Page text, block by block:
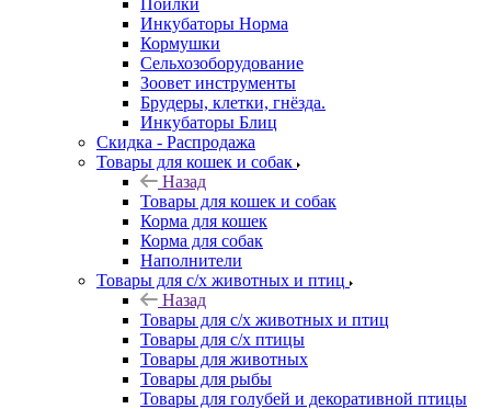
Поилки
Инкубаторы Норма
Кормушки
Сельхозоборудование
Зоовет инструменты
Брудеры, клетки, гнёзда.
Инкубаторы Блиц
Скидка - Распродажа
Товары для кошек и собак
Назад
Товары для кошек и собак
Корма для кошек
Корма для собак
Наполнители
Товары для с/х животных и птиц
Назад
Товары для с/х животных и птиц
Товары для с/х птицы
Товары для животных
Товары для рыбы
Товары для голубей и декоративной птицы